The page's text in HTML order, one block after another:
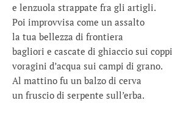
e lenzuola strappate fra gli artigli.
Poi improvvisa come un assalto
la tua bellezza di frontiera
bagliori e cascate di ghiaccio sui coppi
voragini d’acqua sui campi di grano.
Al mattino fu un balzo di cerva
un fruscio di serpente sull’erba.